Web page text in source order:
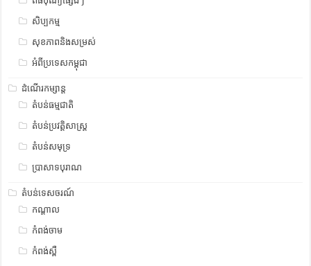
សិប្បកម្ម
សុខភាពនិងសម្រស់
អំពីប្រទេសកម្ពុជា
ដំណើរកម្សាន្ត
តំបន់ធម្មជាតិ
តំបន់ប្រវត្តិសាស្រ្ត
តំបន់សមុទ្រ
ប្រាសាទបុរាណ
តំបន់ទេសចរណ៍
កណ្តាល
កំពង់ចាម
កំពង់ស្ពឺ